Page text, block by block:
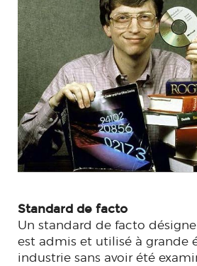
Standard de facto
Un standard de facto
est admis et utilisé à grande
industrie sans avoir été